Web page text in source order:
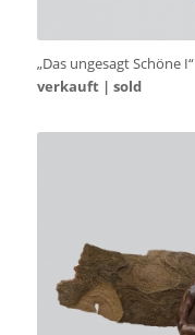
„Das ungesagt Schöne I“
verkauft | sold